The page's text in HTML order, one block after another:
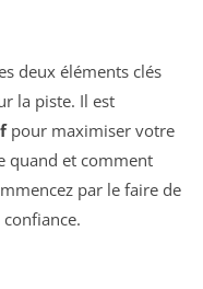
deux éléments clés
la piste. Il est
pour maximiser votre
quand et comment
par le faire de